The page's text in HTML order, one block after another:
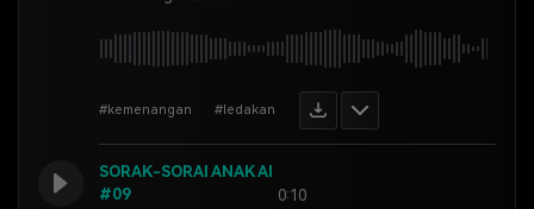
#kemenangan #ledakan
SORAK-SORAI ANAK AI
#09
0:10